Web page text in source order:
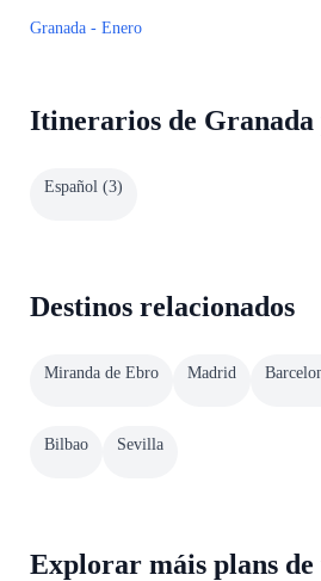
Granada - Enero
Itinerarios de
Español (3)
Destinos relacionados
Miranda de Ebro Madrid
Bilbao Sevilla
Explorar máis plans de